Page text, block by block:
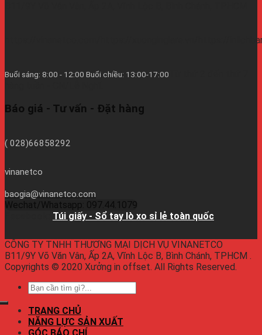
https://vinanetco.com/https://xuongingiare.vn/https://
Buổi sáng: 8:00 - 12:00 Buổi chiều: 13:00-17:00
Báo giá - Tư vấn - Đặt hàng
( 028)66858292
vinanetco
baogia@vinanetco.com
Wechat/Whatsapp: 097.44.1079
Túi giấy - Sổ tay lò xo sỉ lẻ toàn quốc
CÔNG TY TNHH THƯƠNG MẠI DỊCH VỤ VINANETCO
B11/9Y Võ Văn Vân, Ấp 2A, Vĩnh Lộc B, Bình Chánh, TPHCM .
Copyrights © 2020 Xưởng in offset. All Rights Reserved.
TRANG CHỦ
NĂNG LỰC SẢN XUẤT
GÓC BÁO CHÍ